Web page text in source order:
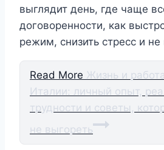
выглядит день, где чаще
договоренности, как
режим, снизить стресс и не
Read More Жизнь и
Италии: личный опыт,
трудности и советы,
не выгореть